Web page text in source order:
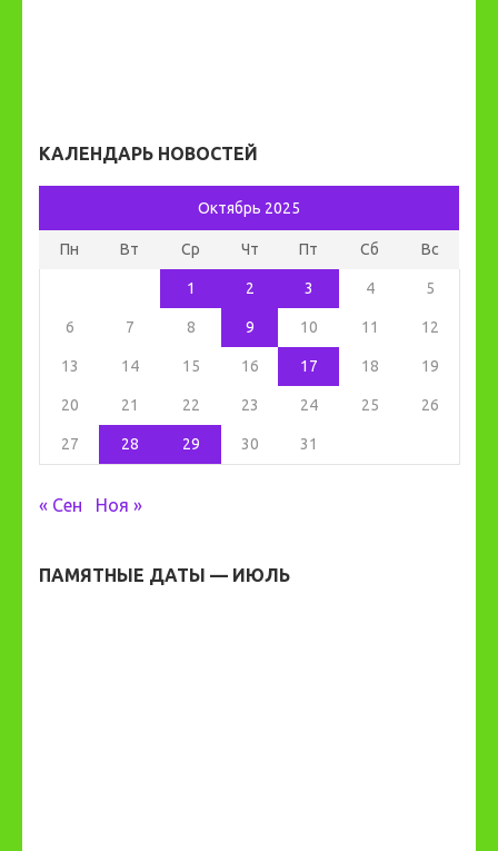
КАЛЕНДАРЬ НОВОСТЕЙ
Октябрь 2025
Пн Вт Ср Чт Пт Сб Вс
1 2 3 4 5
6 7 8 9 10 11 12
13 14 15 16 17 18 19
20 21 22 23 24 25 26
27 28 29 30 31
« Сен Ноя »
ПАМЯТНЫЕ ДАТЫ — ИЮЛЬ